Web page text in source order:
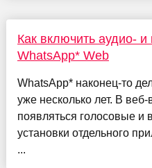
Как включить аудио- и
WhatsApp* Web
WhatsApp* наконец-то
уже несколько лет. В
появляться голосовые и
установки отдельного
...